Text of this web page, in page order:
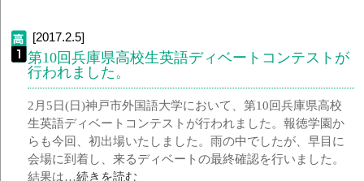
[2017.2.5]
第10回兵庫県高校生英語ディベートコンテストが
行われました。
2月5日(日)神戸市外国語大学において、第10回兵庫県高校
生英語ディベートコンテストが行われました。報徳学園か
らも今回、初出場いたしました。雨の中でしたが、早目に
会場に到着し、来るディベートの最終確認を行いました。
結果は…続きを読む